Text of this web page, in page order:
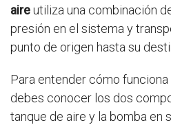
aireutiliza una combinación
presión en el sistema y
punto de origen hasta su
Para entender cómo
debes conocer los dos
tanque de aire y la bomba en